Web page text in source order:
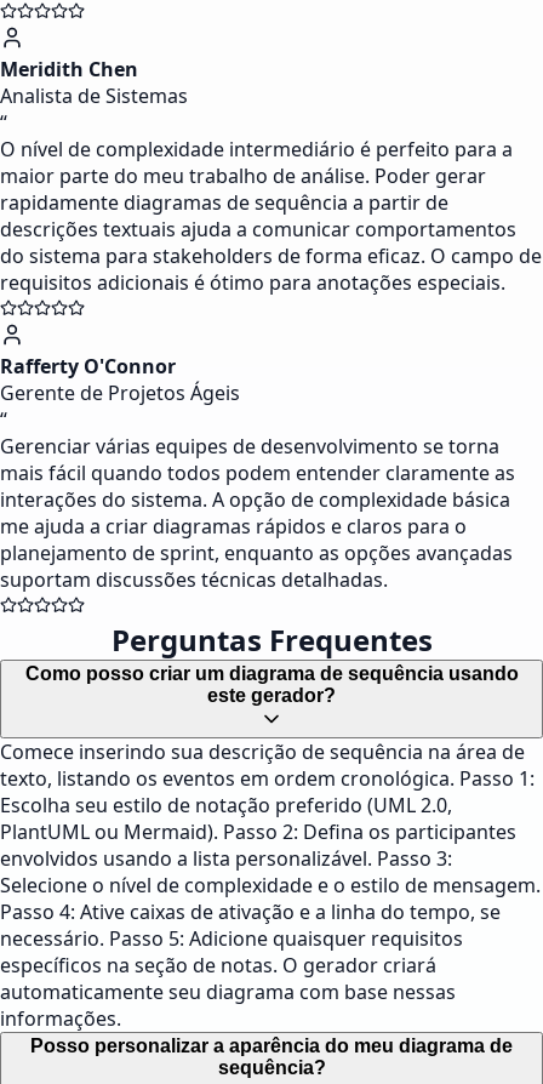
Meridith Chen
Analista de Sistemas
“
O nível de complexidade intermediário é perfeito para a
maior parte do meu trabalho de análise. Poder gerar
rapidamente diagramas de sequência a partir de
descrições textuais ajuda a comunicar comportamentos
do sistema para stakeholders de forma eficaz. O campo de
requisitos adicionais é ótimo para anotações especiais.
Rafferty O'Connor
Gerente de Projetos Ágeis
“
Gerenciar várias equipes de desenvolvimento se torna
mais fácil quando todos podem entender claramente as
interações do sistema. A opção de complexidade básica
me ajuda a criar diagramas rápidos e claros para o
planejamento de sprint, enquanto as opções avançadas
suportam discussões técnicas detalhadas.
Perguntas Frequentes
Como posso criar um diagrama de sequência usando
este gerador?
Comece inserindo sua descrição de sequência na área de
texto, listando os eventos em ordem cronológica. Passo 1:
Escolha seu estilo de notação preferido (UML 2.0,
PlantUML ou Mermaid). Passo 2: Defina os participantes
envolvidos usando a lista personalizável. Passo 3:
Selecione o nível de complexidade e o estilo de mensagem.
Passo 4: Ative caixas de ativação e a linha do tempo, se
necessário. Passo 5: Adicione quaisquer requisitos
específicos na seção de notas. O gerador criará
automaticamente seu diagrama com base nessas
informações.
Posso personalizar a aparência do meu diagrama de
sequência?